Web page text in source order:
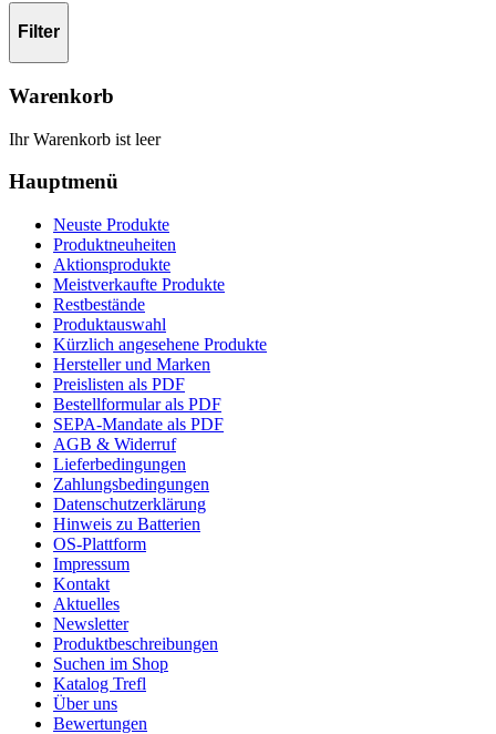
Filter
Warenkorb
Ihr Warenkorb ist leer
Hauptmenü
Neuste Produkte
Produktneuheiten
Aktionsprodukte
Meistverkaufte Produkte
Restbestände
Produktauswahl
Kürzlich angesehene Produkte
Hersteller und Marken
Preislisten als PDF
Bestellformular als PDF
SEPA-Mandate als PDF
AGB & Widerruf
Lieferbedingungen
Zahlungsbedingungen
Datenschutzerklärung
Hinweis zu Batterien
OS-Plattform
Impressum
Kontakt
Aktuelles
Newsletter
Produktbeschreibungen
Suchen im Shop
Katalog Trefl
Über uns
Bewertungen